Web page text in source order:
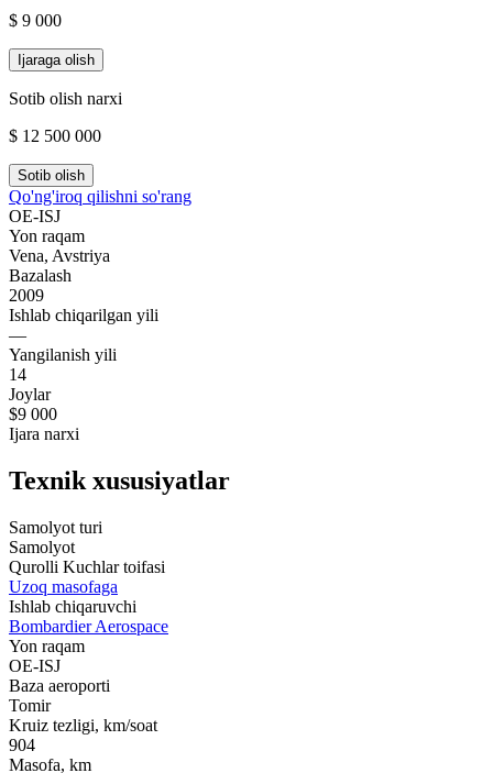
$ 9 000
Ijaraga olish
Sotib olish narxi
$ 12 500 000
Sotib olish
Qo'ng'iroq qilishni so'rang
OE-ISJ
Yon raqam
Vena, Avstriya
Bazalash
2009
Ishlab chiqarilgan yili
—
Yangilanish yili
14
Joylar
$9 000
Ijara narxi
Texnik xususiyatlar
Samolyot turi
Samolyot
Qurolli Kuchlar toifasi
Uzoq masofaga
Ishlab chiqaruvchi
Bombardier Aerospace
Yon raqam
OE-ISJ
Baza aeroporti
Tomir
Kruiz tezligi, km/soat
904
Masofa, km